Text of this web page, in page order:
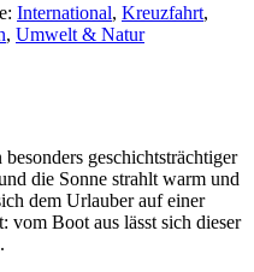
International, Kreuzfahrt,
, Umwelt & Natur
geschichtsträchtiger
die Sonne strahlt warm und
dem Urlauber auf einer
vom Boot aus lässt sich dieser